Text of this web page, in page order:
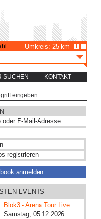
SUCHEN KONTAKT
Umkreis: 25 km
registrieren
anmelden
EVENTS
Blok3 - Arena Tour Live
Samstag, 05.12.2026